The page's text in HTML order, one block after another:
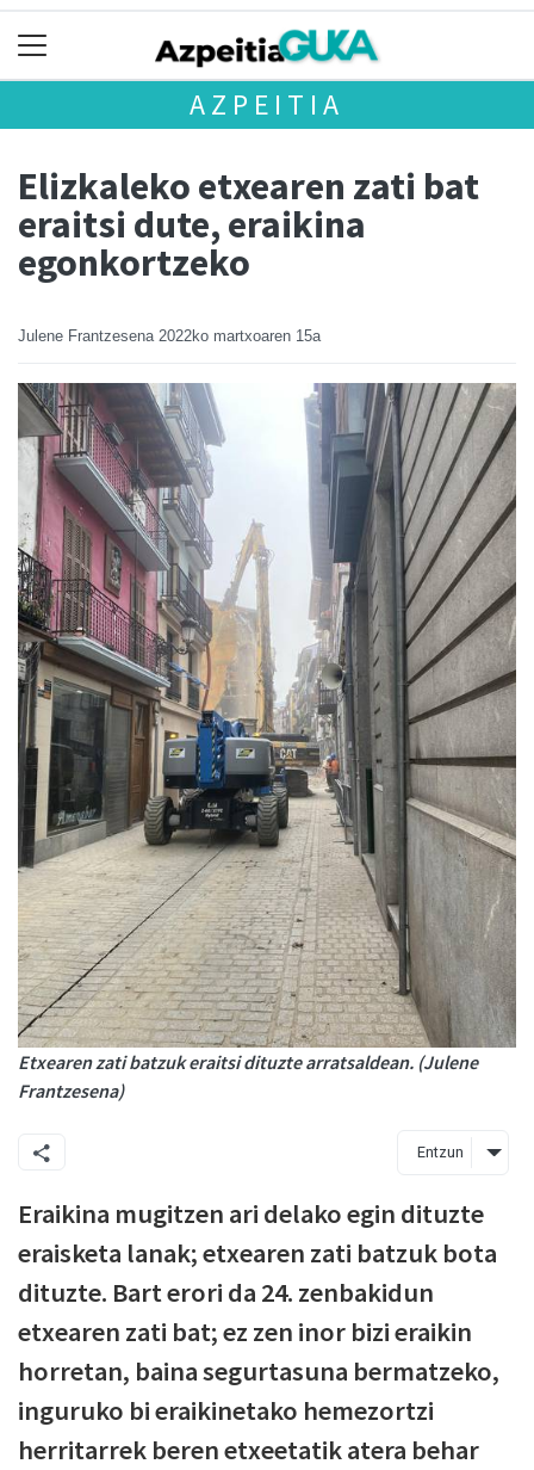
AZPEITIA
Elizkaleko etxearen zati bat
eraitsi dute, eraikina
egonkortzeko
Julene Frantzesena 2022ko martxoaren 15a
Etxearen zati batzuk eraitsi dituzte arratsaldean. (Julene
Frantzesena)
Entzun
Eraikina mugitzen ari delako egin dituzte
eraisketa lanak; etxearen zati batzuk bota
dituzte. Bart erori da 24. zenbakidun
etxearen zati bat; ez zen inor bizi eraikin
horretan, baina segurtasuna bermatzeko,
inguruko bi eraikinetako hemezortzi
herritarrek beren etxeetatik atera behar